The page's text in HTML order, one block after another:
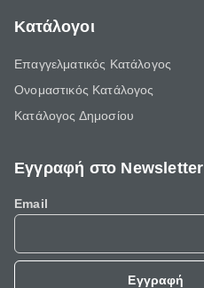
Κατάλογοι
Επαγγελματικός Κατάλογος
Ονομαστικός Κατάλογος
Κατάλογος Δημοσίου
Εγγραφή στο Newsletter
Email
Εγγραφή